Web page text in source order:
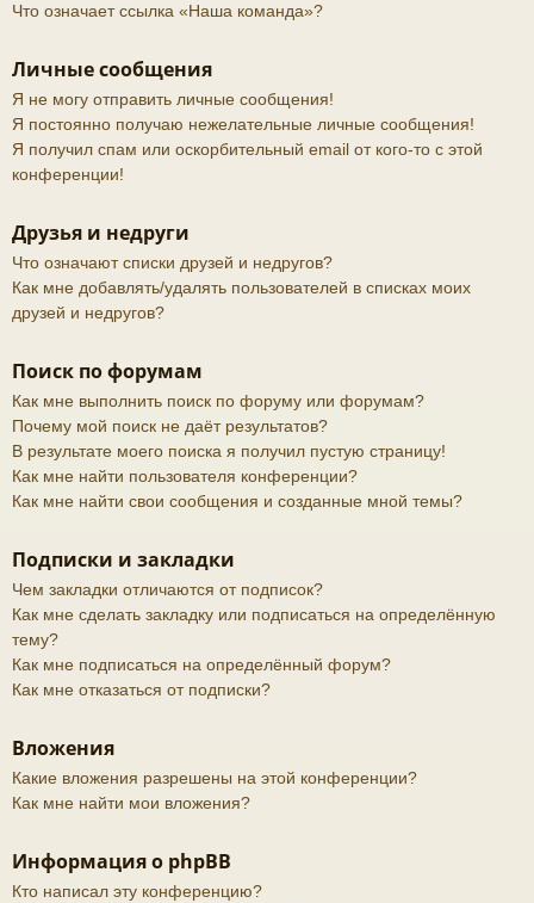
Что означает ссылка «Наша команда»?
Личные сообщения
Я не могу отправить личные сообщения!
Я постоянно получаю нежелательные личные сообщения!
Я получил спам или оскорбительный email от кого-то с этой
конференции!
Друзья и недруги
Что означают списки друзей и недругов?
Как мне добавлять/удалять пользователей в списках моих
друзей и недругов?
Поиск по форумам
Как мне выполнить поиск по форуму или форумам?
Почему мой поиск не даёт результатов?
В результате моего поиска я получил пустую страницу!
Как мне найти пользователя конференции?
Как мне найти свои сообщения и созданные мной темы?
Подписки и закладки
Чем закладки отличаются от подписок?
Как мне сделать закладку или подписаться на определённую
тему?
Как мне подписаться на определённый форум?
Как мне отказаться от подписки?
Вложения
Какие вложения разрешены на этой конференции?
Как мне найти мои вложения?
Информация о phpBB
Кто написал эту конференцию?